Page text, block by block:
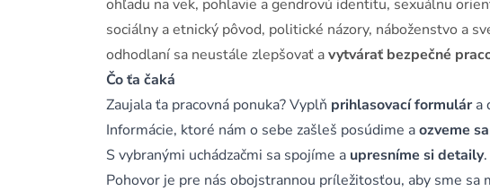
ohľadu na vek, pohlavie a gendrovú identitu, sexuálnu
sociálny a etnický pôvod, politické názory, náboženstvo a
odhodlaní sa neustále zlepšovať avytvárať bezpečné
Čo ťa čaká
Zaujala ťa pracovná ponuka? Vyplň prihlasovací formulár a
Informácie, ktoré nám o sebe zašleš posúdime aozveme sa
S vybranými uchádzačmi sa spojíme a upresníme si detaily.
Pohovor je pre nás obojstrannou príležitosťou, aby sme sa